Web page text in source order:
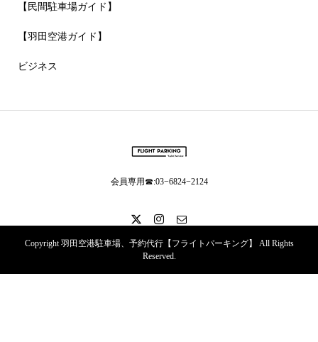
【民間駐車場ガイド】
【羽田空港ガイド】
ビジネス
会員専用☎:03−6824−2124
Copyright 羽田空港駐車場、予約代行【フライトパーキング】 All Rights
Reserved.